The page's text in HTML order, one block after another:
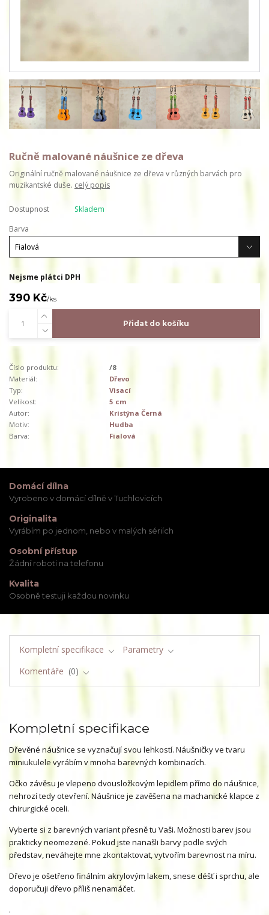
Ručně malované náušnice ze dřeva
Originální ručně malované náušnice ze dřeva v různých barvách pro
muzikantské duše. celý popis
Dostupnost
Skladem
Barva
Nejsme plátci DPH
390 Kč/ks
Přidat do košíku
Číslo produktu:
/8
Materiál:
Dřevo
Typ:
Visací
Velikost:
5 cm
Autor:
Kristýna Černá
Motiv:
Hudba
Barva:
Fialová
Domácí dílna
Vyrobeno v domácí dílně v Tuchlovicích
Originalita
Vyrábím po jednom, nebo v malých sériích
Osobní přístup
Žádní roboti na telefonu
Kvalita
Osobně testuji každou novinku
Kompletní specifikace
Parametry
Komentáře
0
Kompletní specifikace
Dřevěné náušnice se vyznačují svou lehkostí. Náušničky ve tvaru
miniukulele vyrábím v mnoha barevných kombinacích.
Očko závěsu je vlepeno dvousložkovým lepidlem přímo do náušnice,
nehrozí tedy otevření. Náušnice je zavěšena na machanické klapce z
chirurgické oceli.
Vyberte si z barevných variant přesně tu Vaši. Možnosti barev jsou
prakticky neomezené. Pokud jste nanašli barvy podle svých
představ, neváhejte mne zkontaktovat, vytvořím barevnost na míru.
Dřevo je ošetřeno finálním akrylovým lakem, snese déšť i sprchu, ale
doporučuji dřevo příliš nenamáčet.
.